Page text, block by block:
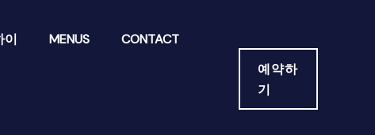
이 MENUS CONTACT
예약하
기